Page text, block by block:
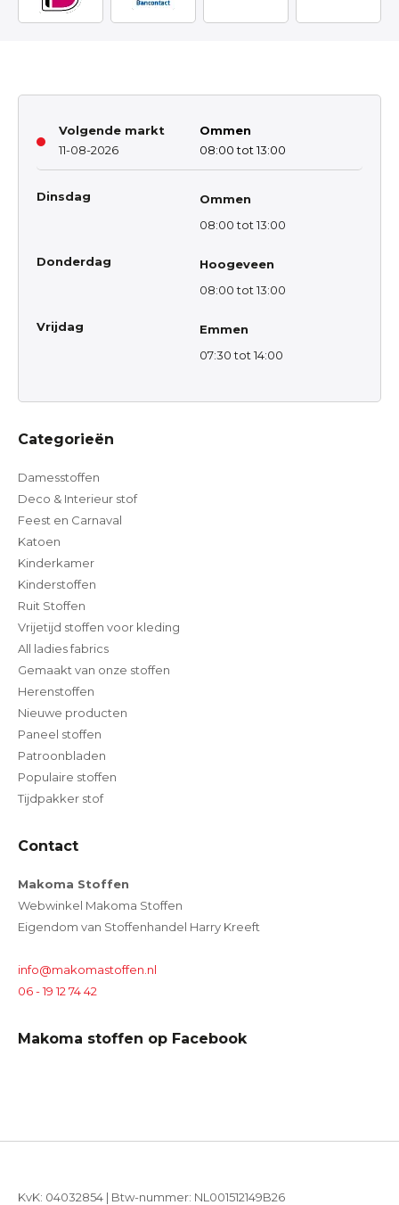
Volgende markt
11-08-2026
Ommen
08:00 tot 13:00
Dinsdag
Ommen
08:00 tot 13:00
Donderdag
Hoogeveen
08:00 tot 13:00
Vrijdag
Emmen
07:30 tot 14:00
Categorieën
Damesstoffen
Deco & Interieur stof
Feest en Carnaval
Katoen
Kinderkamer
Kinderstoffen
Ruit Stoffen
Vrijetijd stoffen voor kleding
All ladies fabrics
Gemaakt van onze stoffen
Herenstoffen
Nieuwe producten
Paneel stoffen
Patroonbladen
Populaire stoffen
Tijdpakker stof
Contact
Makoma Stoffen
Webwinkel Makoma Stoffen
Eigendom van Stoffenhandel Harry Kreeft
info@makomastoffen.nl
06 - 19 12 74 42
Makoma stoffen op Facebook
KvK: 04032854 | Btw-nummer: NL001512149B26